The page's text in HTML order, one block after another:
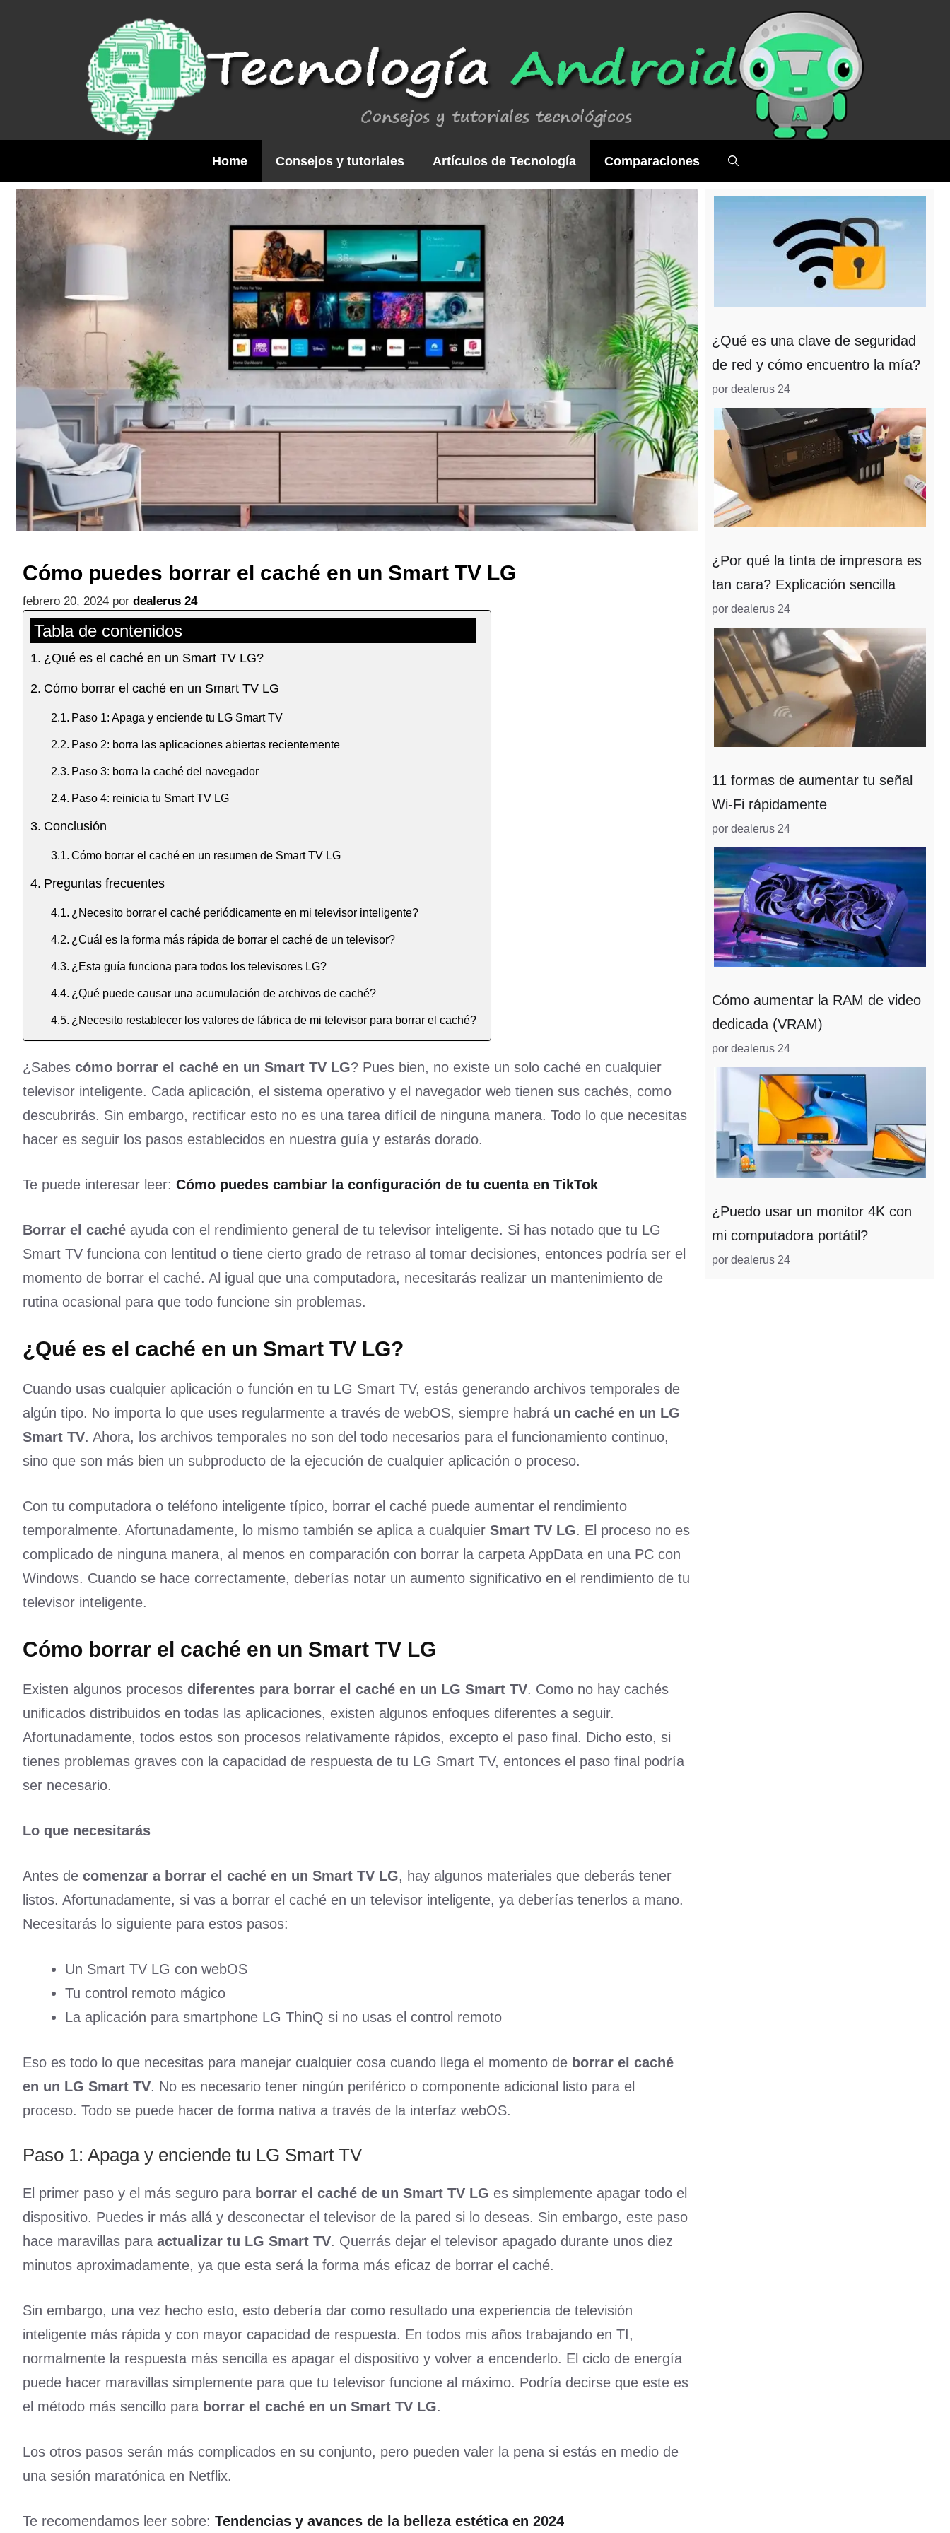
Home Consejos y tutoriales Artículos de Tecnología Comparaciones
Cómo puedes borrar el caché en un Smart TV LG
febrero 20, 2024 por dealerus 24
Tabla de contenidos
¿Qué es el caché en un Smart TV LG?
Cómo borrar el caché en un Smart TV LG
Paso 1: Apaga y enciende tu LG Smart TV
Paso 2: borra las aplicaciones abiertas recientemente
Paso 3: borra la caché del navegador
Paso 4: reinicia tu Smart TV LG
Conclusión
Cómo borrar el caché en un resumen de Smart TV LG
Preguntas frecuentes
¿Necesito borrar el caché periódicamente en mi televisor inteligente?
¿Cuál es la forma más rápida de borrar el caché de un televisor?
¿Esta guía funciona para todos los televisores LG?
¿Qué puede causar una acumulación de archivos de caché?
¿Necesito restablecer los valores de fábrica de mi televisor para borrar el caché?
¿Sabes cómo borrar el caché en un Smart TV LG? Pues bien, no existe un solo caché en cualquier
televisor inteligente. Cada aplicación, el sistema operativo y el navegador web tienen sus cachés, como
descubrirás. Sin embargo, rectificar esto no es una tarea difícil de ninguna manera. Todo lo que necesitas
hacer es seguir los pasos establecidos en nuestra guía y estarás dorado.
Te puede interesar leer: Cómo puedes cambiar la configuración de tu cuenta en TikTok
Borrar el caché ayuda con el rendimiento general de tu televisor inteligente. Si has notado que tu LG
Smart TV funciona con lentitud o tiene cierto grado de retraso al tomar decisiones, entonces podría ser el
momento de borrar el caché. Al igual que una computadora, necesitarás realizar un mantenimiento de
rutina ocasional para que todo funcione sin problemas.
¿Qué es el caché en un Smart TV LG?
Cuando usas cualquier aplicación o función en tu LG Smart TV, estás generando archivos temporales de
algún tipo. No importa lo que uses regularmente a través de webOS, siempre habrá un caché en un LG
Smart TV. Ahora, los archivos temporales no son del todo necesarios para el funcionamiento continuo,
sino que son más bien un subproducto de la ejecución de cualquier aplicación o proceso.
Con tu computadora o teléfono inteligente típico, borrar el caché puede aumentar el rendimiento
temporalmente. Afortunadamente, lo mismo también se aplica a cualquier Smart TV LG. El proceso no es
complicado de ninguna manera, al menos en comparación con borrar la carpeta AppData en una PC con
Windows. Cuando se hace correctamente, deberías notar un aumento significativo en el rendimiento de tu
televisor inteligente.
Cómo borrar el caché en un Smart TV LG
Existen algunos procesos diferentes para borrar el caché en un LG Smart TV. Como no hay cachés
unificados distribuidos en todas las aplicaciones, existen algunos enfoques diferentes a seguir.
Afortunadamente, todos estos son procesos relativamente rápidos, excepto el paso final. Dicho esto, si
tienes problemas graves con la capacidad de respuesta de tu LG Smart TV, entonces el paso final podría
ser necesario.
Lo que necesitarás
Antes de comenzar a borrar el caché en un Smart TV LG, hay algunos materiales que deberás tener
listos. Afortunadamente, si vas a borrar el caché en un televisor inteligente, ya deberías tenerlos a mano.
Necesitarás lo siguiente para estos pasos:
Un Smart TV LG con webOS
Tu control remoto mágico
La aplicación para smartphone LG ThinQ si no usas el control remoto
Eso es todo lo que necesitas para manejar cualquier cosa cuando llega el momento de borrar el caché
en un LG Smart TV. No es necesario tener ningún periférico o componente adicional listo para el
proceso. Todo se puede hacer de forma nativa a través de la interfaz webOS.
Paso 1: Apaga y enciende tu LG Smart TV
El primer paso y el más seguro para borrar el caché de un Smart TV LG es simplemente apagar todo el
dispositivo. Puedes ir más allá y desconectar el televisor de la pared si lo deseas. Sin embargo, este paso
hace maravillas para actualizar tu LG Smart TV. Querrás dejar el televisor apagado durante unos diez
minutos aproximadamente, ya que esta será la forma más eficaz de borrar el caché.
Sin embargo, una vez hecho esto, esto debería dar como resultado una experiencia de televisión
inteligente más rápida y con mayor capacidad de respuesta. En todos mis años trabajando en TI,
normalmente la respuesta más sencilla es apagar el dispositivo y volver a encenderlo. El ciclo de energía
puede hacer maravillas simplemente para que tu televisor funcione al máximo. Podría decirse que este es
el método más sencillo para borrar el caché en un Smart TV LG.
Los otros pasos serán más complicados en su conjunto, pero pueden valer la pena si estás en medio de
una sesión maratónica en Netflix.
Te recomendamos leer sobre: Tendencias y avances de la belleza estética en 2024
¿Qué es una clave de seguridad
de red y cómo encuentro la mía?
por dealerus 24
¿Por qué la tinta de impresora es
tan cara? Explicación sencilla
por dealerus 24
11 formas de aumentar tu señal
Wi-Fi rápidamente
por dealerus 24
Cómo aumentar la RAM de video
dedicada (VRAM)
por dealerus 24
¿Puedo usar un monitor 4K con
mi computadora portátil?
por dealerus 24